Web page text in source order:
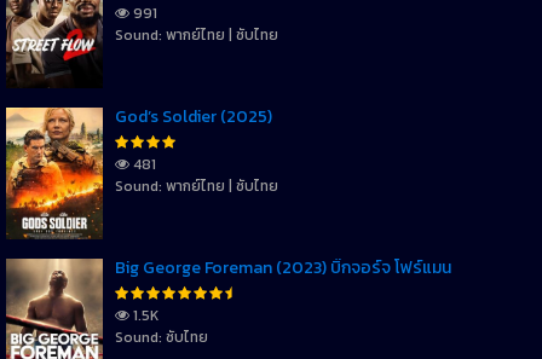
991
Sound: พากย์ไทย | ซับไทย
God’s Soldier (2025)
481
Sound: พากย์ไทย | ซับไทย
Big George Foreman (2023) บิ๊กจอร์จ โฟร์แมน
1.5K
Sound: ซับไทย